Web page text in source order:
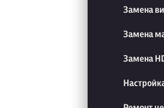
Замена
Замена
Замена